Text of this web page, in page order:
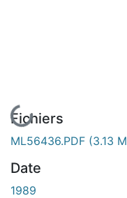
En cours de
Fichiers
ML56436.PDF (3.13
Date
1989